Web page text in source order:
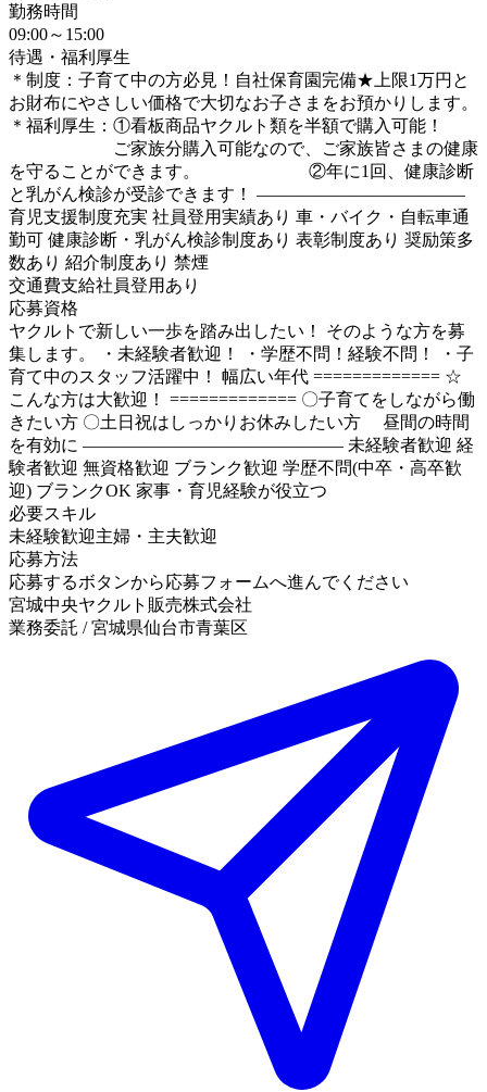
勤務時間
09:00～15:00
待遇・福利厚生
＊制度：子育て中の方必見！自社保育園完備★上限1万円と
お財布にやさしい価格で大切なお子さまをお預かりします。
＊福利厚生：①看板商品ヤクルト類を半額で購入可能！
ご家族分購入可能なので、ご家族皆さまの健康
を守ることができます。 ②年に1回、健康診断
と乳がん検診が受診できます！ ――――――――――――
育児支援制度充実 社員登用実績あり 車・バイク・自転車通
勤可 健康診断・乳がん検診制度あり 表彰制度あり 奨励策多
数あり 紹介制度あり 禁煙
交通費支給社員登用あり
応募資格
ヤクルトで新しい一歩を踏み出したい！ そのような方を募
集します。 ・未経験者歓迎！ ・学歴不問！経験不問！ ・子
育て中のスタッフ活躍中！ 幅広い年代 ============= ☆
こんな方は大歓迎！ ============= 〇子育てをしながら働
きたい方 〇土日祝はしっかりお休みしたい方 昼間の時間
を有効に ――――――――――――――― 未経験者歓迎 経
験者歓迎 無資格歓迎 ブランク歓迎 学歴不問(中卒・高卒歓
迎) ブランクOK 家事・育児経験が役立つ
必要スキル
未経験歓迎主婦・主夫歓迎
応募方法
応募するボタンから応募フォームへ進んでください
宮城中央ヤクルト販売株式会社
業務委託 / 宮城県仙台市青葉区